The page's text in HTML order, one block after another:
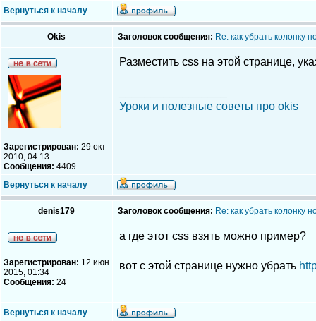
Вернуться к началу
Okis Заголовок сообщения: Re: как убрать колонку
Зарегистрирован: 29 окт
2010, 04:13
Сообщения: 4409
Разместить css на этой странице,
Уроки и полезные советы про okis
Вернуться к началу
denis179 Заголовок сообщения: Re: как убрать колонку
Зарегистрирован: 12 июн
2015, 01:34
Сообщения: 24
а где этот css взять можно пример?
вот с этой странице нужно убрать
Вернуться к началу